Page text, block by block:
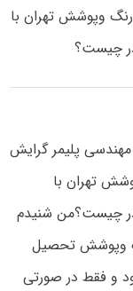
وپوشش تهران با
در چیست؟
پلیمر گرایش
تهران با
در چیست؟من شنیدم
وپوشش تحصیل
و فقط در صورتی